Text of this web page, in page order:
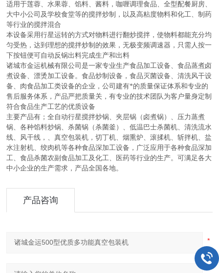
适用于莲蓉、水果蓉、馅料、酱料，咖喱调理食品、全型配餐厨房、
大中小公司及学校食堂等的搅拌炒制，以及高粘度物料和化工、制药
等行业的搅拌混合
本设备采用行星运转的方式对物料进行翻炒搅拌，使物料都能充分均
匀受热，达到理想的搅拌炒制的效果，无极变频调速器，只需人按一
下按钮便可自动反锅出料完成生产和出料
诸城市金运机械有限公司是一家专业生产食品加工设备、食品蒸煮卤
煮设备、漂烫加工设备。食品炒制设备，食品灭菌设备、清洗风干设
备、肉食品加工类设备的企业，公司建有*的质量保证体系和专业的
售后服务体系，产品严把质量关，有专业的技术团队为客户量身定制
符合食品生产工艺的优质设备
主要产品有；全自动行星搅拌炒锅、夹层锅（卤煮锅）、压力蒸煮
锅、各种馅料炒锅、杀菌锅（杀菌釜）、低温巴士杀菌机、清洗流水
线、风干线，、真空包装机，切丁机、烟熏炉、滚揉机、斩拌机、盐
水注射机、绞肉机等各种食品深加工设备，广泛应用于各种食品深加
工、食品杀菌农副食品加工及化工、医药等行业的生产。可满足各大
中小企业的生产需求，产品全国各地。
产品咨询